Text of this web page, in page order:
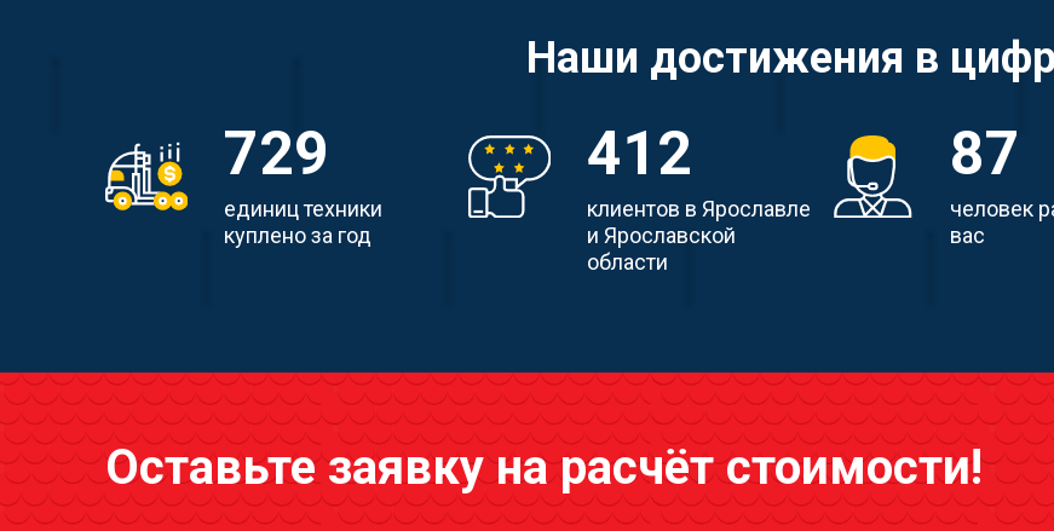
Наши достижения в
729
единиц техники
куплено за год
412
клиентов в Ярославле
и Ярославской
области
87
человек
вас
Оставьте заявку на расчёт стоимости!